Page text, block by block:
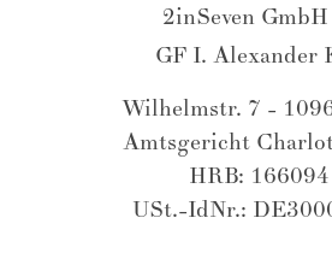
2inSeven
GF I. Alexander
Wilhelmstr. 7 -
Amtsgericht
HRB:
USt.-IdNr.: